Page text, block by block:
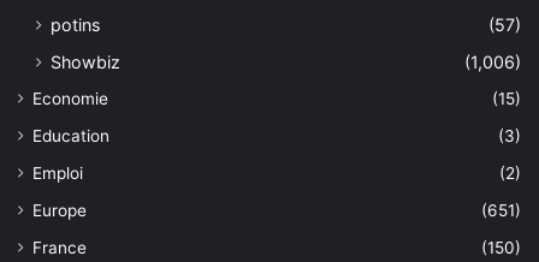
potins
(57)
Showbiz
(1,006)
Economie
(15)
Education
(3)
Emploi
(2)
Europe
(651)
France
(150)